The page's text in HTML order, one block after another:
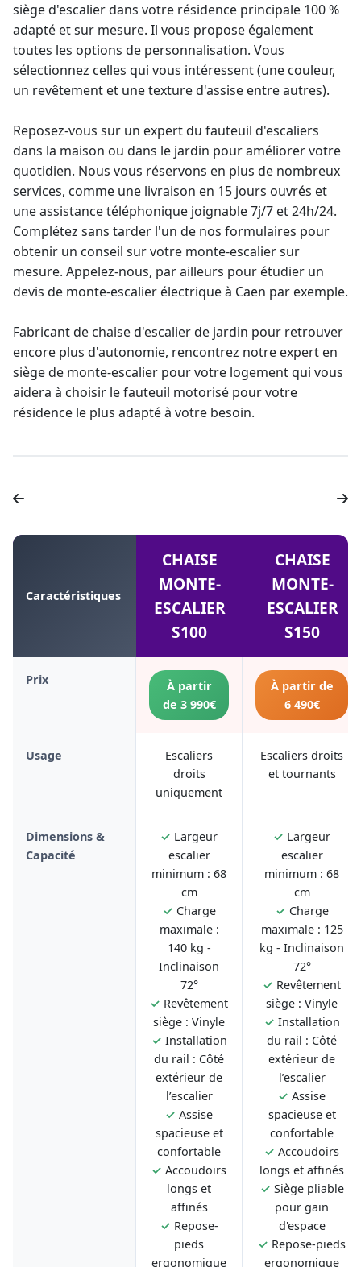
siège d'escalier dans votre résidence principale 100 %
adapté et sur mesure. Il vous propose également
toutes les options de personnalisation. Vous
sélectionnez celles qui vous intéressent (une couleur,
un revêtement et une texture d'assise entre autres).
Reposez-vous sur un expert du fauteuil d'escaliers
dans la maison ou dans le jardin pour améliorer votre
quotidien. Nous vous réservons en plus de nombreux
services, comme une livraison en 15 jours ouvrés et
une assistance téléphonique joignable 7j/7 et 24h/24.
Complétez sans tarder l'un de nos formulaires pour
obtenir un conseil sur votre monte-escalier sur
mesure. Appelez-nous, par ailleurs pour étudier un
devis de monte-escalier électriqueà Caen par exemple.
Fabricant de chaise d'escalier de jardin pour retrouver
encore plus d'autonomie, rencontrez notre expert en
siège de monte-escalier pour votre logement qui vous
aidera à choisir lefauteuil motorisé pour votre
résidence le plus adapté à votre besoin.
Caractéristiques
CHAISE
MONTE-
ESCALIER
S100
CHAISE
MONTE-
ESCALIER
S150
Prix
À partir
de 3 990€
À partir de
6 490€
Usage
Escaliers
droits
uniquement
Escaliers droits
et tournants
Dimensions &
Capacité
✓ Largeur
escalier
minimum : 68
cm
✓ Charge
maximale :
140 kg -
Inclinaison
72°
✓ Revêtement
siège : Vinyle
✓ Installation
du rail : Côté
extérieur de
l’escalier
✓ Assise
spacieuse et
confortable
✓ Accoudoirs
longs et
affinés
✓ Repose-
pieds
ergonomique
✓ Largeur
escalier
minimum : 68
cm
✓ Charge
maximale : 125
kg - Inclinaison
72°
✓ Revêtement
siège : Vinyle
✓ Installation
du rail : Côté
extérieur de
l’escalier
✓ Assise
spacieuse et
confortable
✓ Accoudoirs
longs et affinés
✓ Siège pliable
pour gain
d'espace
✓ Repose-pieds
ergonomique